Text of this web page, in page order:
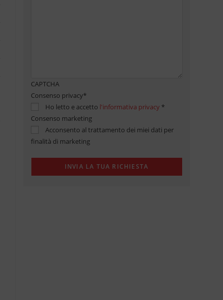
CAPTCHA
Consenso privacy*
Ho letto e accetto l'informativa privacy *
Consenso marketing
Acconsento al trattamento dei miei dati per
finalità di marketing